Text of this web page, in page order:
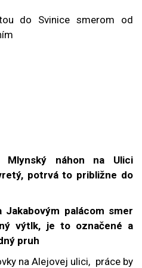
do Svinice smerom od
náhon na Ulici
potrvá to približne do
palácom smer
výtlk, je to označené a
pruh
na Alejovej ulici, práce by